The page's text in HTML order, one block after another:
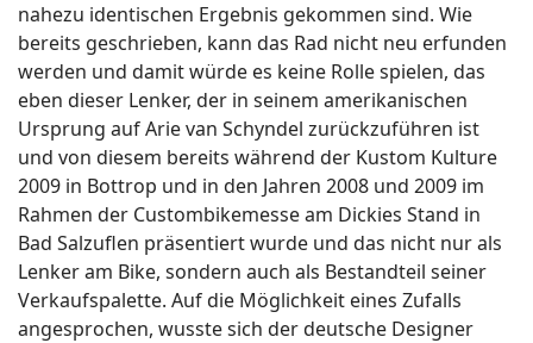
nahezu identischen Ergebnis gekommen sind. Wie
bereits geschrieben, kann das Rad nicht neu erfunden
werden und damit würde es keine Rolle spielen, das
eben dieser Lenker, der in seinem amerikanischen
Ursprung auf Arie van Schyndel zurückzuführen ist
und von diesem bereits während der Kustom Kulture
2009 in Bottrop und in den Jahren 2008 und 2009 im
Rahmen der Custombikemesse am Dickies Stand in
Bad Salzuflen präsentiert wurde und das nicht nur als
Lenker am Bike, sondern auch als Bestandteil seiner
Verkaufspalette. Auf die Möglichkeit eines Zufalls
angesprochen, wusste sich der deutsche Designer